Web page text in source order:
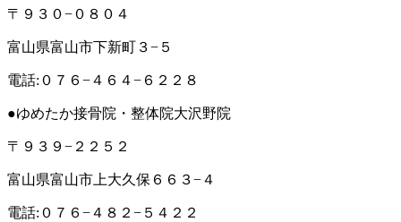
〒９３０−０８０４
富山県富山市下新町３−５
電話:０７６−４６４−６２２８
●ゆめたか接骨院・整体院大沢野院
〒９３９−２２５２
富山県富山市上大久保６６３−４
電話:０７６−４８２−５４２２